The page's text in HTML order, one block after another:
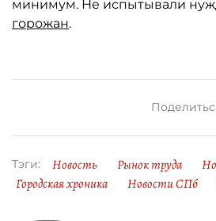
минимум. Не испытывали
горожан.
Тэги: Новость Рынок труда
Городская хроника
Новости СПб